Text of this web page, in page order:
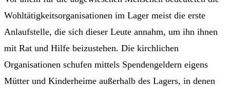
Wohltätigkeitsorganisationen im Lager meist die erste
Anlaufstelle, die sich dieser Leute annahm, um ihn ihnen
mit Rat und Hilfe beizustehen. Die kirchlichen
Organisationen schufen mittels Spendengeldern eigens
Mütter und Kinderheime außerhalb des Lagers, in denen